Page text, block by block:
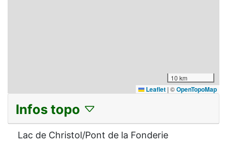
10 km
Leaflet | ©OpenTopoMap
Infos topo
Lac de Christol/Pont de la Fonderie